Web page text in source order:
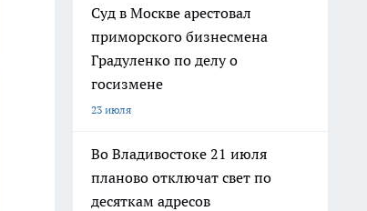
Суд в Москве арестовал
приморского бизнесмена
Градуленко по делу о
госизмене
23 июля
Во Владивостоке 21 июля
планово отключат свет по
десяткам адресов